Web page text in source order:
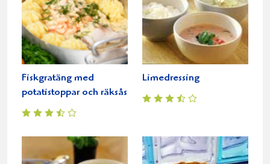
Fiskgratäng med
potatistoppar och räksås
Limedressing